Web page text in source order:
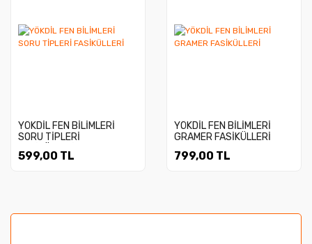
YÖKDİL FEN BİLİMLERİ
SORU TİPLERİ
599,00 TL
YÖKDİL FEN BİLİMLERİ
GRAMER FASİKÜLLERİ
799,00 TL